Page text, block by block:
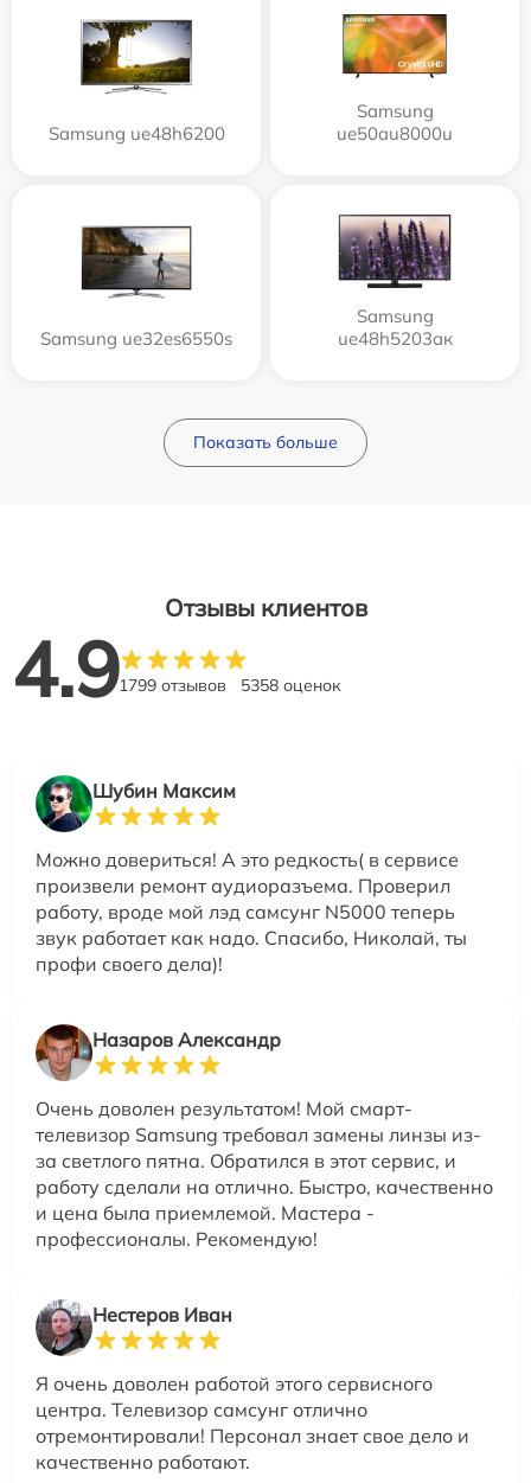
Samsung ue48h6200
Samsung
ue50au8000u
Samsung ue32es6550s
Samsung
ue48h5203aк
Показать больше
Отзывы клиентов
4.91799 отзывов 5358 оценок
Шубин Максим
Можно довериться! А это редкость( в сервисе
произвели ремонт аудиоразъема. Проверил
работу, вроде мой лэд самсунг N5000 теперь
звук работает как надо. Спасибо, Николай, ты
профи своего дела)!
Назаров Александр
Очень доволен результатом! Мой смарт-
телевизор Samsung требовал замены линзы из-
за светлого пятна. Обратился в этот сервис, и
работу сделали на отлично. Быстро, качественно
и цена была приемлемой. Мастера -
профессионалы. Рекомендую!
Нестеров Иван
Я очень доволен работой этого сервисного
центра. Телевизор самсунг отлично
отремонтировали! Персонал знает свое дело и
качественно работают.